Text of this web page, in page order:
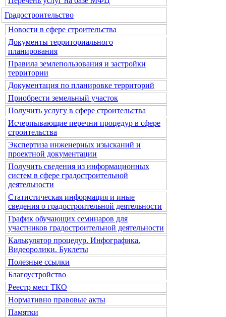
Градостроительство
Новости в сфере строительства
Документы территориального
планирования
Правила землепользования и застройки
территории
Документация по планировке территорий
Приобрести земельный участок
Получить услугу в сфере строительства
Исчерпывающие перечни процедур в сфере
строительства
Экспертиза инженерных изысканий и
проектной документации
Получить сведения из информационных
систем в сфере градостроительной
деятельности
Статистическая информация и иные
сведения о градостроительной деятельности
График обучающих семинаров для
участников градостроительной деятельности
Калькулятор процедур. Инфографика.
Видеоролики. Буклеты
Полезные ссылки
Благоустройство
Реестр мест ТКО
Нормативно правовые акты
Памятки